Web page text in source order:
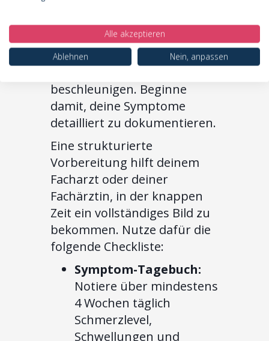
umfassenden Befund zu
erhalten. Eine gute
Vorbereitung kann die
beschleunigen. Beginne
damit, deine Symptome
detailliert zu dokumentieren.
Eine strukturierte
Vorbereitung hilft deinem
Facharzt oder deiner
Fachärztin, in der knappen
Zeit ein vollständiges Bild zu
bekommen. Nutze dafür die
folgende Checkliste:
Symptom-Tagebuch:
Notiere über mindestens
4 Wochen täglich
Schmerzlevel,
Schwellungen und
Alle akzeptieren
Ablehnen
Nein, anpassen